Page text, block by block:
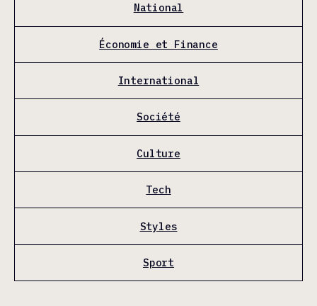
National
Économie et Finance
International
Société
Culture
Tech
Styles
Sport